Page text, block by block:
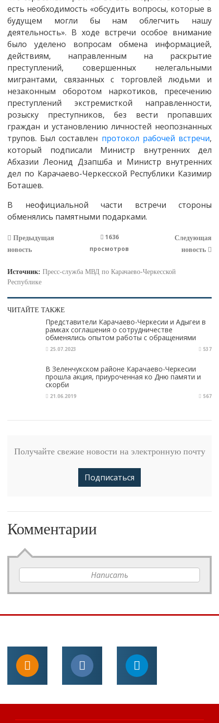
есть необходимость «обсудить вопросы, которые в
будущем могли бы нам облегчить нашу
деятельность». В ходе встречи особое внимание
было уделено вопросам обмена информацией,
действиям, направленным на раскрытие
преступлений, совершенных нелегальными
мигрантами, связанных с торговлей людьми и
незаконным оборотом наркотиков, пресечению
преступлений экстремисткой направленности,
розыску преступников, без вести пропавших
граждан и установлению личностей неопознанных
трупов. Был составлен протокол рабочей встречи,
который подписали Министр внутренних дел
Абхазии Леонид Дзапшба и Министр внутренних
дел по Карачаево-Черкесской Республики Казимир
Боташев.
В неофициальной части встречи стороны
обменялись памятными подарками.
Предыдущая
новость
1636
просмотров
Следующая
новость
Источник: Пресс-служба МВД по Карачаево-Черкесской
Республике
ЧИТАЙТЕ ТАКЖЕ
Представители Карачаево-Черкесии и Адыгеи в
рамках соглашения о сотрудничестве
обменялись опытом работы с обращениями
граждан в социальных сетях
25.07.2023 537
В Зеленчукском районе Карачаево-Черкесии
прошла акция, приуроченная ко Дню памяти и
скорби
21.06.2019 567
Получайте свежие новости на электронную почту
Подписаться
Комментарии
Написать